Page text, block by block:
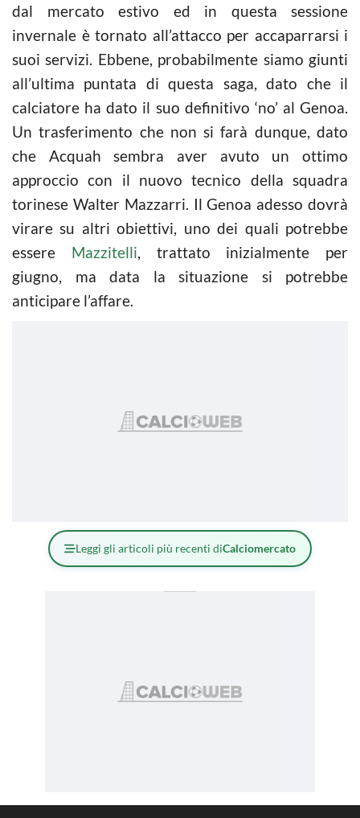
dal mercato estivo ed in questa sessione
invernale è tornato all’attacco per accaparrarsi i
suoi servizi. Ebbene, probabilmente siamo giunti
all’ultima puntata di questa saga, dato che il
calciatore ha dato il suo definitivo ‘no’ al Genoa.
Un trasferimento che non si farà dunque, dato
che Acquah sembra aver avuto un ottimo
approccio con il nuovo tecnico della squadra
torinese Walter Mazzarri. Il Genoa adesso dovrà
virare su altri obiettivi, uno dei quali potrebbe
essere Mazzitelli, trattato inizialmente per
giugno, ma data la situazione si potrebbe
anticipare l’affare.
Leggi gli articoli più recenti diCalciomercato